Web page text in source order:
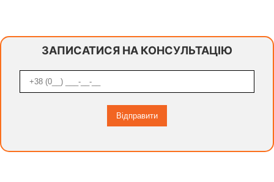
ЗАПИСАТИСЯ НА КОНСУЛЬТАЦІЮ